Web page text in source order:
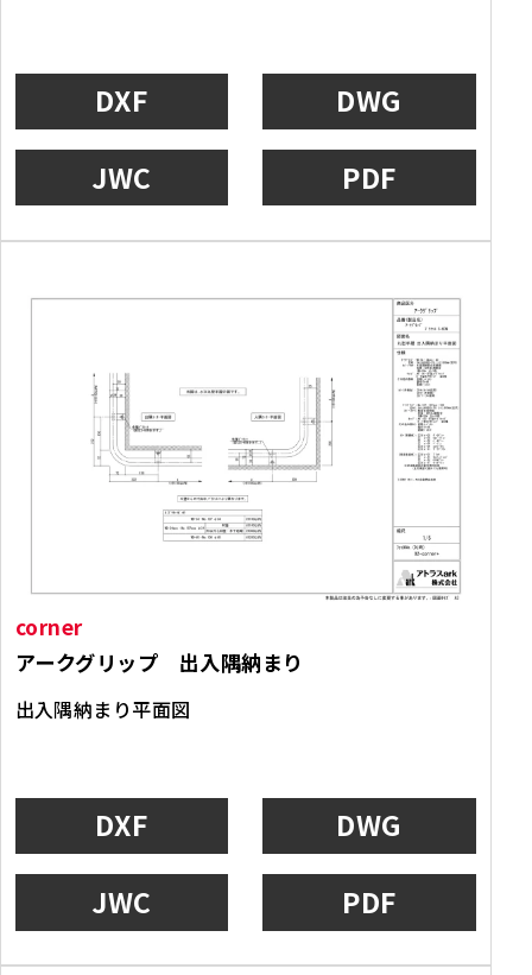
DXF
DWG
JWC
PDF
corner
アークグリップ 出入隅納まり
出入隅納まり平面図
DXF
DWG
JWC
PDF